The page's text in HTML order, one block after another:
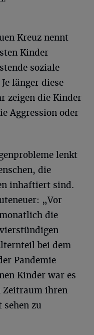
Kreuz nennt
Kinder
soziale
länger diese
zeigen die Kinder
Aggression oder
lenkt
die
inhaftiert sind.
„Vor
die
bei dem
Pandemie
Kinder war es
Zeitraum ihren
zu